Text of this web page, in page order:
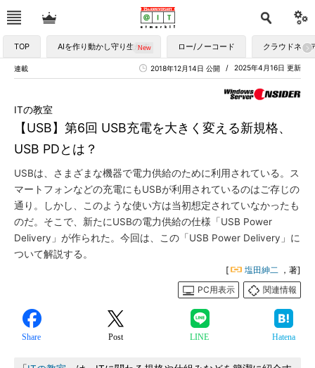
TOP AIを作り動かし守り生かす ロー/ノーコード クラウドネイ
連載 2025年4月16日 更新
2018年12月14日 公開
【USB】第6回 USB充電を大きく変える新規格、
USB PDとは？
ITの教室
USBは、さまざまな機器で電力供給のために利用されている。ス
マートフォンなどの充電にもUSBが利用されているのはご存じの
通り。しかし、このような使い方は当初想定されていなかったも
のだ。そこで、新たにUSBの電力供給の仕様「USB Power
Delivery」が作られた。今回は、この「USB Power Delivery」に
ついて解説する。
[ 塩田紳二 ，著]
PC用表示
関連情報
Share Post LINE Hatena